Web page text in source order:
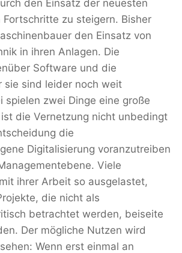
den Einsatz der neuesten
zu steigern. Bisher
den Einsatz von
in ihren Anlagen. Die
Software und die
sie sind leider noch weit
spielen zwei Dinge eine große
ist die Vernetzung nicht unbedingt
die
Digitalisierung voranzutreiben
Viele
ihrer Arbeit so ausgelastet,
die nicht als
betrachtet werden, beiseite
Der mögliche Nutzen wird
Wenn erst einmal an